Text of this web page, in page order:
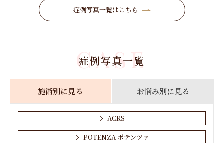
症例写真一覧はこちら
症例写真一覧
CASE
施術別に見る お悩み別に見る
ACRS
POTENZA ポテンツァ